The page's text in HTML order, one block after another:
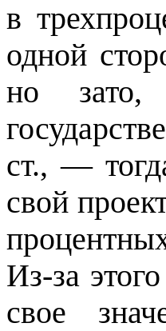
в
одной
но зато,
ст., —
свой
Из-за
свое